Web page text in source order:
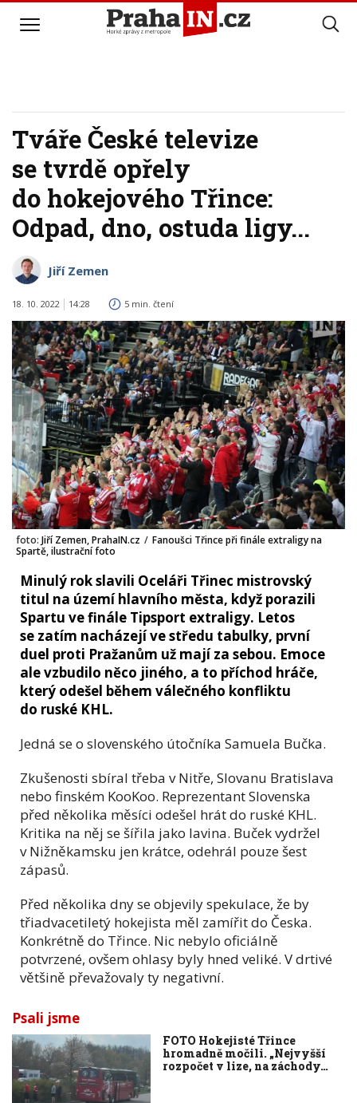
Tváře České televize
se tvrdě opřely
do hokejového Třince:
Odpad, dno, ostuda ligy...
Jiří Zemen
18. 10. 2022 14:28 5 min. čtení
foto: Jiří Zemen, PrahaIN.cz / Fanoušci Třince při finále extraligy na
Spartě, ilustrační foto
Minulý rok slavili Oceláři Třinec mistrovský
titul na území hlavního města, když porazili
Spartu ve finále Tipsport extraligy. Letos
se zatím nacházejí ve středu tabulky, první
duel proti Pražanům už mají za sebou. Emoce
ale vzbudilo něco jiného, a to příchod hráče,
který odešel během válečného konfliktu
do ruské KHL.
Jedná se o slovenského útočníka Samuela Bučka.
Zkušenosti sbíral třeba v Nitře, Slovanu Bratislava
nebo finském KooKoo. Reprezentant Slovenska
před několika měsíci odešel hrát do ruské KHL.
Kritika na něj se šířila jako lavina. Buček vydržel
v Nižněkamsku jen krátce, odehrál pouze šest
zápasů.
Před několika dny se objevily spekulace, že by
třiadvacetiletý hokejista měl zamířit do Česka.
Konkrétně do Třince. Nic nebylo oficiálně
potvrzené, ovšem ohlasy byly hned veliké. V drtivé
většině převažovaly ty negativní.
Psali jsme
FOTO Hokejisté Třince
hromadně močili. „Nejvyšší
rozpočet v lize, na záchody…